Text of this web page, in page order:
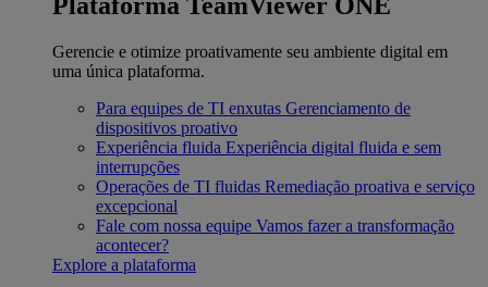
Plataforma TeamViewer ONE
Gerencie e otimize proativamente seu ambiente digital em
uma única plataforma.
Para equipes de TI enxutas Gerenciamento de
dispositivos proativo
Experiência fluida Experiência digital fluida e sem
interrupções
Operações de TI fluidas Remediação proativa e serviço
excepcional
Fale com nossa equipe Vamos fazer a transformação
acontecer?
Explore a plataforma